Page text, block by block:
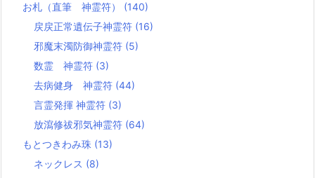
お札（直筆 神霊符） (140)
戻戻正常遺伝子神霊符 (16)
邪魔末濁防御神霊符 (5)
数霊 神霊符 (3)
去病健身 神霊符 (44)
言霊発揮 神霊符 (3)
放瀉修祓邪気神霊符 (64)
もとつきわみ珠 (13)
ネックレス (8)